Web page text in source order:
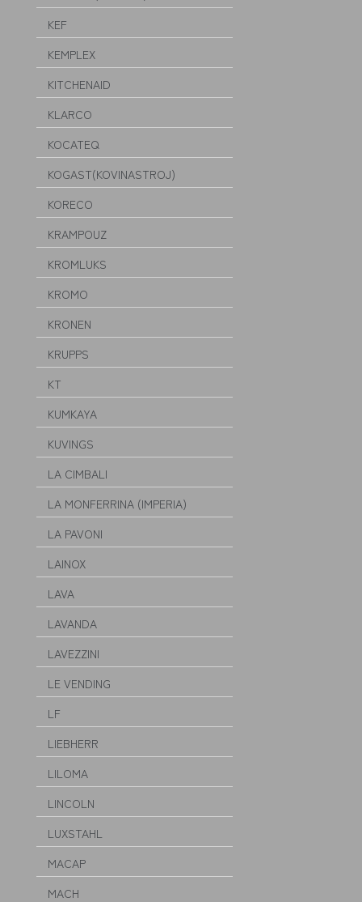
KEF
KEMPLEX
KITCHENAID
KLARCO
KOCATEQ
KOGAST(KOVINASTROJ)
KORECO
KRAMPOUZ
KROMLUKS
KROMO
KRONEN
KRUPPS
KT
KUMKAYA
KUVINGS
LA CIMBALI
LA MONFERRINA (IMPERIA)
LA PAVONI
LAINOX
LAVA
LAVANDA
LAVEZZINI
LE VENDING
LF
LIEBHERR
LILOMA
LINCOLN
LUXSTAHL
MACAP
MACH